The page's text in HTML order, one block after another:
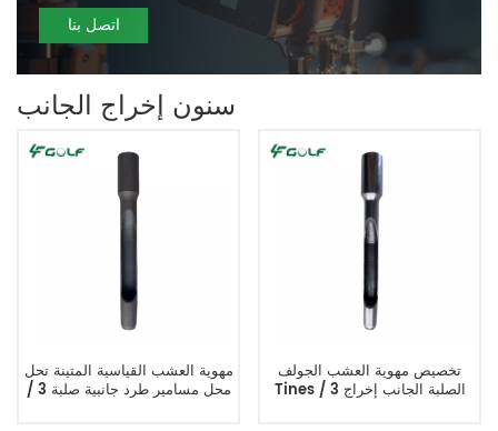
اتصل بنا
سنون إخراج الجانب
مهوية العشب القياسية المتينة تحل
محل مسامير طرد جانبية صلبة 3 /
تخصيص مهوية العشب الجولف
Tines الصلبة الجانب إخراج 3 /